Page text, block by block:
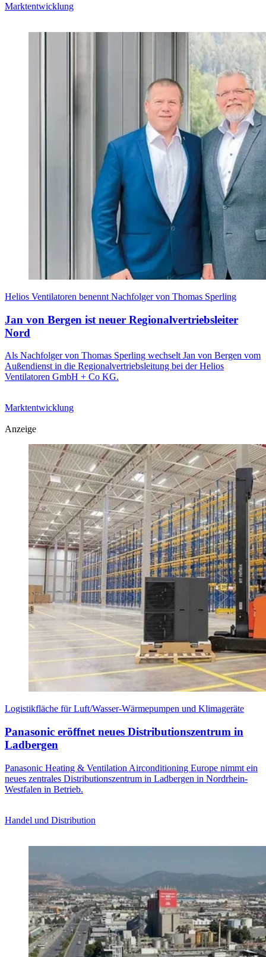
Marktentwicklung
Helios Ventilatoren benennt Nachfolger von Thomas Sperling
Jan von Bergen ist neuer Regionalvertriebsleiter
Nord
Als Nachfolger von Thomas Sperling wechselt Jan von Bergen vom
Außendienst in die Regionalvertriebsleitung bei der Helios
Ventilatoren GmbH + Co KG.
Marktentwicklung
Anzeige
Logistikfläche für Luft/Wasser-Wärmepumpen und Klimageräte
Panasonic eröffnet neues Distributionszentrum in
Ladbergen
Panasonic Heating & Ventilation Airconditioning Europe nimmt ein
neues zentrales Distributionszentrum in Ladbergen in Nordrhein-
Westfalen in Betrieb.
Handel und Distribution